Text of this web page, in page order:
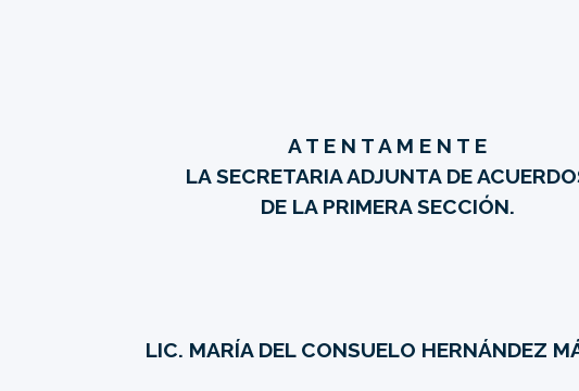
A T E N T A M E N T E
LA SECRETARIA ADJUNTA DE
DE LA PRIMERA SECCIÓN.
LIC. MARÍA DEL CONSUELO HERNÁNDEZ